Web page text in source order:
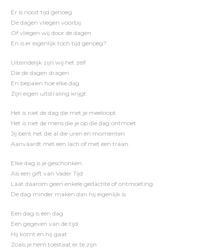
Er is nooit tijd genoeg
De dagen vliegen voorbij
Of vliegen wij door de dagen
En is er eigenlijk toch tijd genoeg?
Uiteindelijk zijn wij het zelf
Die de dagen dragen
En bepalen hoe elke dag
Zijn eigen uitstraling krijgt
Het is niet de dag die met je meeloopt
Het is niet de mens die je op die dag ontmoet
Jij bent het die al die uren en momenten
Aanvaardt met een lach of met een traan.
Elke dag is je geschonken
Als een gift van Vader Tijd
Laat daarom geen enkele gedachte of ontmoeting
De dag minder maken dan hij eigenlijk is
Een dag is een dag
Een gegeven van de tijd
Hij komt en hij gaat
Zoals je hem toestaat er te zijn